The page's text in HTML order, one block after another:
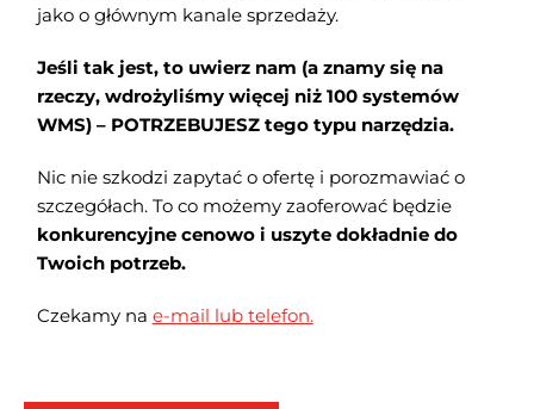
jako o głównym kanale sprzedaży.
Jeśli tak jest, to uwierz nam (a znamy się na
rzeczy, wdrożyliśmy więcej niż 100 systemów
WMS) – POTRZEBUJESZ tego typu narzędzia.
Nic nie szkodzi zapytać o ofertę i porozmawiać o
szczegółach. To co możemy zaoferować będzie
konkurencyjne cenowo i uszyte dokładnie do
Twoich potrzeb.
Czekamy na e-mail lub telefon.